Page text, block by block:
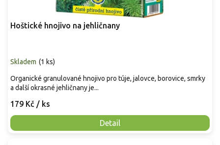
Hoštické hnojivo na jehličnany
Skladem (1 ks)
179 Kč / ks
Detail
Organické granulované hnojivo pro túje, jalovce, borovice, smrky
a další okrasné jehličnany je...